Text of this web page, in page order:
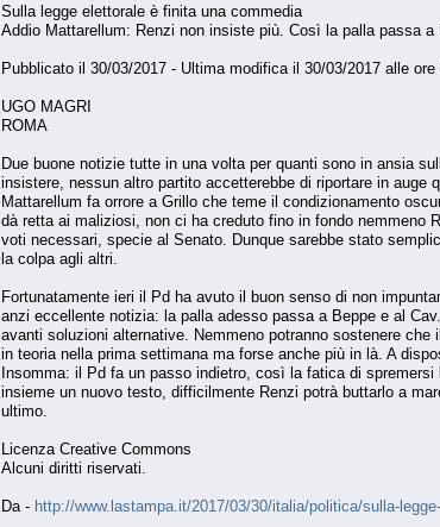
Sulla legge elettorale è finita una commedia
Addio Mattarellum: Renzi non insiste più. Così la palla passa a
Pubblicato il 30/03/2017 - Ultima modifica il 30/03/2017 alle ore
UGO MAGRI
ROMA
Due buone notizie tutte in una volta per quanti sono in ansia
insistere, nessun altro partito accetterebbe di riportare in
Mattarellum fa orrore a Grillo che teme il condizionamento
dà retta ai maliziosi, non ci ha creduto fino in fondo nemmeno
voti necessari, specie al Senato. Dunque sarebbe stato
la colpa agli altri.
Fortunatamente ieri il Pd ha avuto il buon senso di non
anzi eccellente notizia: la palla adesso passa a Beppe e al
avanti soluzioni alternative. Nemmeno potranno sostenere
in teoria nella prima settimana ma forse anche più in là. A
Insomma: il Pd fa un passo indietro, così la fatica di
insieme un nuovo testo, difficilmente Renzi potrà buttarlo a
ultimo.
Licenza Creative Commons
Alcuni diritti riservati.
Da - http://www.lastampa.it/2017/03/30/italia/politica/sulla-